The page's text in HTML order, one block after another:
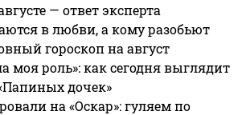
— ответ эксперта
в любви, а кому разобьют
гороскоп на август
моя роль»: как сегодня выглядит
дочек»
на «Оскар»: гуляем по